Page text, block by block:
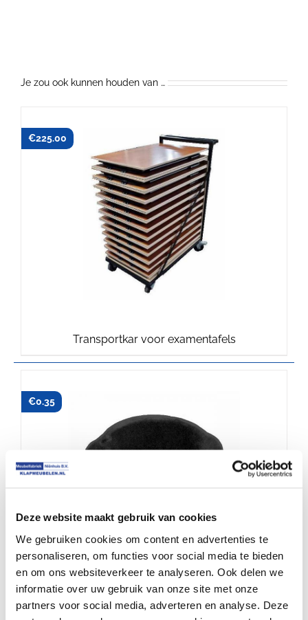
Deze website maakt gebruik van cookies
We gebruiken cookies om content en advertenties te
personaliseren, om functies voor social media te bieden
en om ons websiteverkeer te analyseren. Ook delen we
informatie over uw gebruik van onze site met onze
partners voor social media, adverteren en analyse. Deze
Je zou ook kunnen houden van …
Transportkar voor examentafels
€225.00
Insteekdop Ø22 examentafels
€0.35